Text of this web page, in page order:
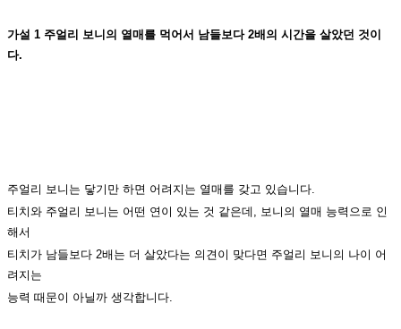
가설 1 주얼리 보니의 열매를 먹어서 남들보다 2배의 시간을 살았던 것이
다.
주얼리 보니는 닿기만 하면 어려지는 열매를 갖고 있습니다.
티치와 주얼리 보니는 어떤 연이 있는 것 같은데, 보니의 열매 능력으로 인
해서
티치가 남들보다 2배는 더 살았다는 의견이 맞다면 주얼리 보니의 나이 어
려지는
능력 때문이 아닐까 생각합니다.